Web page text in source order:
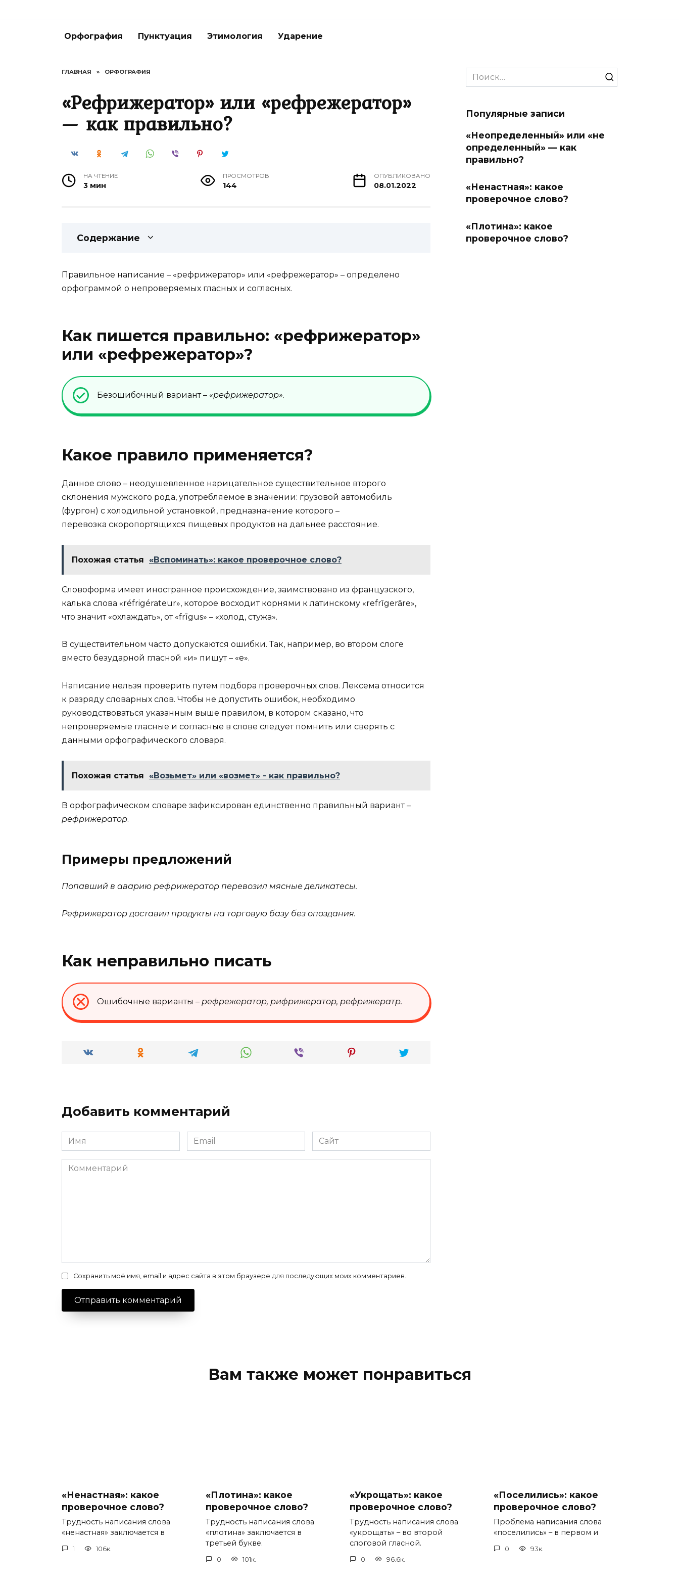
Орфография Пунктуация Этимология Ударение
ГЛАВНАЯ » ОРФОГРАФИЯ
«Рефрижератор» или «рефрежератор»
— как правильно?
НА ЧТЕНИЕ
3 мин
ПРОСМОТРОВ
144
ОПУБЛИКОВАНО
08.01.2022
Содержание
Правильное написание – «рефрижератор» или «рефрежератор» – определено
орфограммой о непроверяемых гласных и согласных.
Как пишется правильно: «рефрижератор»
или «рефрежератор»?
Безошибочный вариант – «рефрижератор».
Какое правило применяется?
Данное слово – неодушевленное нарицательное существительное второго
склонения мужского рода, употребляемое в значении: грузовой автомобиль
(фургон) с холодильной установкой, предназначение которого –
перевозка скоропортящихся пищевых продуктов на дальнее расстояние.
Похожая статья «Вспоминать»: какое проверочное слово?
Словоформа имеет иностранное происхождение, заимствовано из французского,
калька слова «réfrigérateur», которое восходит корнями к латинскому «refrīgerāre»,
что значит «охлаждать», от «frīgus» – «холод, стужа».
В существительном часто допускаются ошибки. Так, например, во втором слоге
вместо безударной гласной «и» пишут – «е».
Написание нельзя проверить путем подбора проверочных слов. Лексема относится
к разряду словарных слов. Чтобы не допустить ошибок, необходимо
руководствоваться указанным выше правилом, в котором сказано, что
непроверяемые гласные и согласные в слове следует помнить или сверять с
данными орфографического словаря.
Похожая статья «Возьмет» или «возмет» - как правильно?
В орфографическом словаре зафиксирован единственно правильный вариант –
рефрижератор.
Примеры предложений
Попавший в аварию рефрижератор перевозил мясные деликатесы.
Рефрижератор доставил продукты на торговую базу без опоздания.
Как неправильно писать
Ошибочные варианты – рефрежератор, рифрижератор, рефрижератр.
Добавить комментарий
Имя
*
Email
*
Сайт
Комментарий
Сохранить моё имя, email и адрес сайта в этом браузере для последующих моих комментариев.
Search
for:
Популярные записи
«Неопределенный» или «не
определенный» — как
правильно?
«Ненастная»: какое
проверочное слово?
«Плотина»: какое
проверочное слово?
Вам также может понравиться
«Ненастная»: какое
проверочное слово?
Трудность написания слова
«ненастная» заключается в
1 106к.
«Плотина»: какое
проверочное слово?
Трудность написания слова
«плотина» заключается в
третьей букве.
0 101к.
«Укрощать»: какое
проверочное слово?
Трудность написания слова
«укрощать» – во второй
слоговой гласной.
0 96.6к.
«Поселились»: какое
проверочное слово?
Проблема написания слова
«поселились» – в первом и
0 93к.